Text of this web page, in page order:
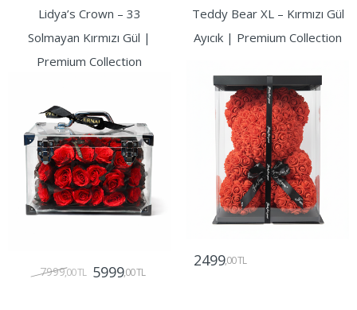
Lidya’s Crown – 33
Solmayan Kırmızı Gül |
Premium Collection
7999,00 TL 5999,00 TL
Teddy Bear XL – Kırmızı Gül
Ayıcık | Premium Collection
2499,00 TL